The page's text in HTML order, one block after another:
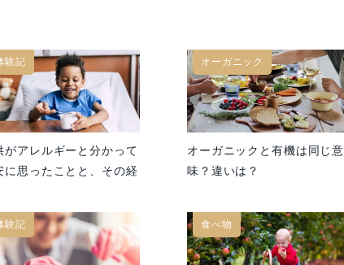
験記
がアレルギーと分かって
に思ったことと、その経
オーガニック
オーガニックと有機は同じ意
味？違いは？
験記 食べ物